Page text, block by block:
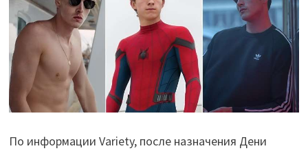
По информации Variety, после назначения Дени